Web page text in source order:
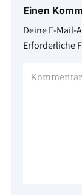
Einen
Deine E-Mail-
Erforderliche